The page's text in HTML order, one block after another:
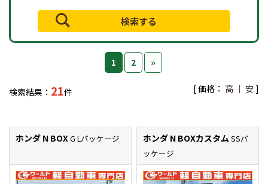
1 2 »
検索結果： 21件 [ 価格： 高 ｜ 安 ]
ホンダ N BOXG Lパッケージ ホンダ N BOXカスタムSSパ
ッケージ